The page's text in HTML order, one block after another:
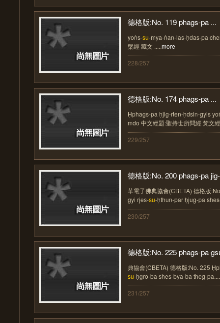
德格版:No. 119 phags-pa ...
yoṅs-su-mya-ṅan-las-ḥdas-pa
槃經 藏文 .....more
228/257
德格版:No. 174 phags-pa ...
Ḥphags-pa ḥjig-rten-ḥdsin-gyis
mdo 中文經題:聖持世所問經 梵文
229/257
德格版:No. 200 phags-pa
華電子佛典協會(CBETA) 德格版
gyi rjes-su-ḥthun-par ḥjug-pa
230/257
德格版:No. 225 phags-pa
典協會(CBETA) 德格版:No. 225
su-ḥgro-ba shes-bya-ba theg-
231/257